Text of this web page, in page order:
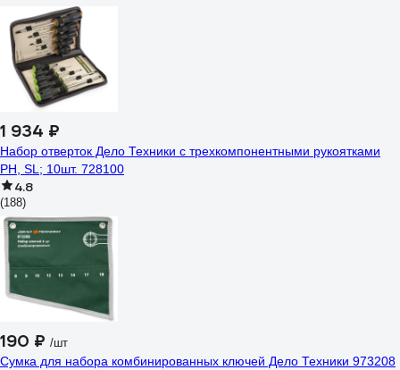
1 934 ₽
Набор отверток Дело Техники c трехкомпонентными рукоятками
PH, SL; 10шт. 728100
4.8
(188)
190 ₽ /шт
Сумка для набора комбинированных ключей Дело Техники 973208